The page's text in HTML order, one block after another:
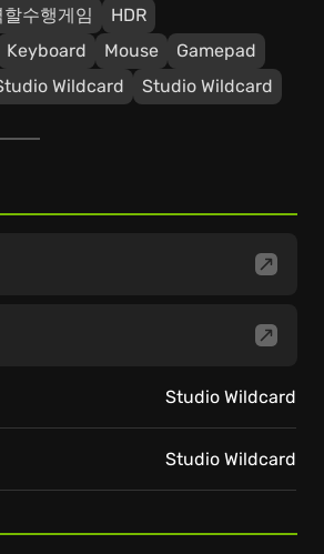
수행게임
HDR
Keyboard Mouse
Gamepad
Wildcard Studio Wildcard
Studio Wildcard
Studio Wildcard